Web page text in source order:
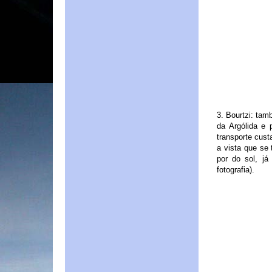
3. Bourtzi:
da Argólida e
transporte
a vista que se
por do sol, já
fotografia).